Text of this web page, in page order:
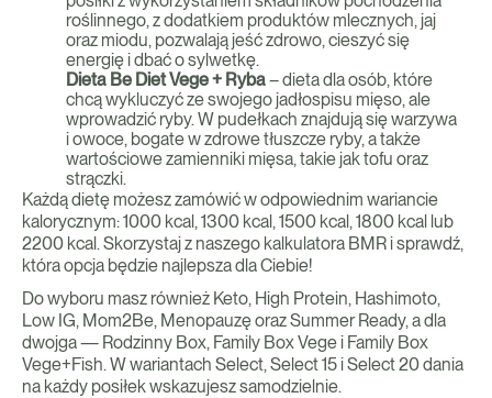
roślinnego, z dodatkiem produktów mlecznych, jaj
oraz miodu, pozwalają jeść zdrowo, cieszyć się
energię i dbać o sylwetkę.
Dieta Be Diet Vege + Ryba– dieta dla osób, które
chcą wykluczyć ze swojego jadłospisu mięso, ale
wprowadzić ryby. W pudełkach znajdują się warzywa
i owoce, bogate w zdrowe tłuszcze ryby, a także
wartościowe zamienniki mięsa, takie jak tofu oraz
strączki.
Każdą dietę możesz zamówić w odpowiednim wariancie
kalorycznym: 1000 kcal, 1300 kcal, 1500 kcal, 1800 kcal lub
2200 kcal. Skorzystaj z naszego kalkulatora BMR i sprawdź,
która opcja będzie najlepsza dla Ciebie!
Do wyboru masz również Keto, High Protein, Hashimoto,
Low IG, Mom2Be, Menopauzę oraz Summer Ready, a dla
dwojga — Rodzinny Box, Family Box Vege i Family Box
Vege+Fish. W wariantach Select, Select 15 i Select 20 dania
na każdy posiłek wskazujesz samodzielnie.